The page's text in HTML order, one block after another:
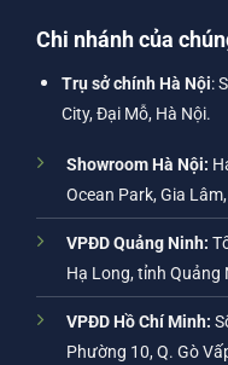
Chi nhánh của
Trụ sở chính Hà Nội:
City, Đại Mỗ, Hà Nội.
Showroom Hà Nội:
Ocean Park, Gia
VPĐD Quảng Ninh:
Hạ Long, tỉnh Quảng
VPĐD Hồ Chí Minh:
Phường 10, Q. Gò